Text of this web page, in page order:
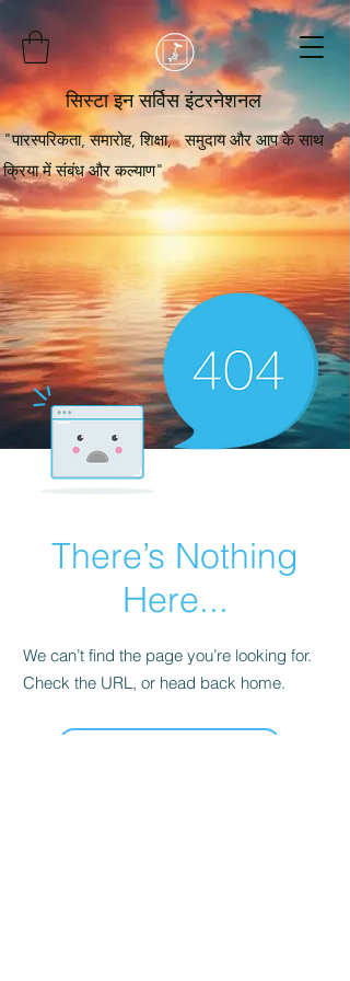
सिस्टा इन सर्विस इंटरनेशनल
"पारस्परिकता, समारोह, शिक्षा, समुदाय और आप के साथ
क्रिया में संबंध और कल्याण"
There’s Nothing
Here...
We can’t find the page you’re looking for.
Check the URL, or head back home.